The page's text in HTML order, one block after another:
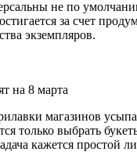
не по
за счет
экземпляров.
на 8 марта
магазинов
только выбрать
кажется простой